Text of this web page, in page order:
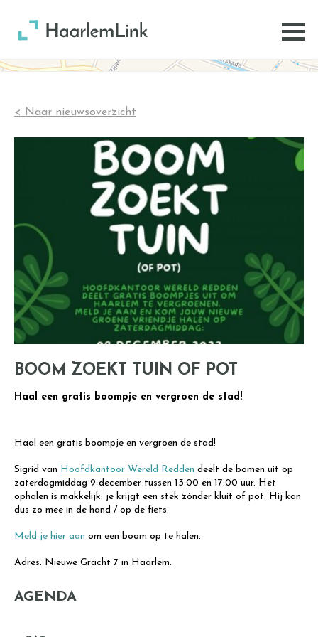
< Naar nieuwsoverzicht
BOOM ZOEKT TUIN OF POT
Haal een gratis boompje en vergroen de stad!
Haal een gratis boompje en vergroen de stad!
Sigrid van Hoofdkantoor Wereld Redden deelt de bomen uit op
zaterdagmiddag 9 december tussen 13:00 en 17:00 uur. Het
ophalen is makkelijk: je krijgt een stek zónder kluit of pot. Hij kan
dus zo mee in de hand / op de fiets.
Meld je hier aan om een boom op te halen.
Adres: Nieuwe Gracht 7 in Haarlem.
AGENDA